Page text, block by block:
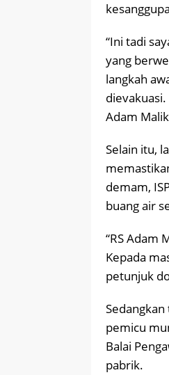
“Ini tadi
yang
langkah
Adam
Selain itu,
demam,
buang air
“RS Adam
Kepada
petunjuk
pemicu
Balai
pabrik.